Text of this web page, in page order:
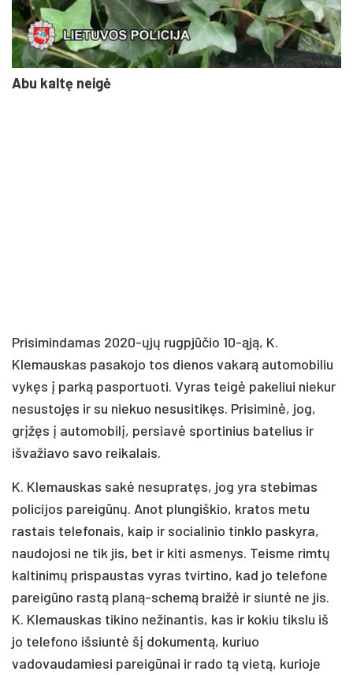
Abu kaltę neigė
Prisimindamas 2020-ųjų rugpjūčio 10-ąją, K.
Klemauskas pasakojo tos dienos vakarą automobiliu
vykęs į parką pasportuoti. Vyras teigė pakeliui niekur
nesustojęs ir su niekuo nesusitikęs. Prisiminė, jog,
grįžęs į automobilį, persiavė sportinius batelius ir
išvažiavo savo reikalais.
K. Klemauskas sakė nesupratęs, jog yra stebimas
policijos pareigūnų. Anot plungiškio, kratos metu
rastais telefonais, kaip ir socialinio tinklo paskyra,
naudojosi ne tik jis, bet ir kiti asmenys. Teisme rimtų
kaltinimų prispaustas vyras tvirtino, kad jo telefone
pareigūno rastą planą-schemą braižė ir siuntė ne jis.
K. Klemauskas tikino nežinantis, kas ir kokiu tikslu iš
jo telefono išsiuntė šį dokumentą, kuriuo
vadovaudamiesi pareigūnai ir rado tą vietą, kurioje